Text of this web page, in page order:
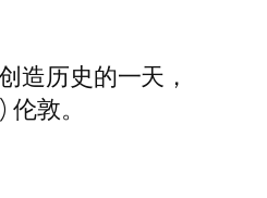
造历史的一天，
敦。